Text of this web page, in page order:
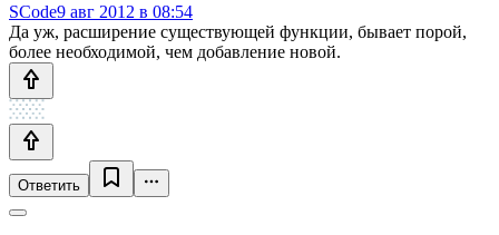
SCode9 авг 2012 в 08:54
Да уж, расширение существующей функции, бывает порой,
более необходимой, чем добавление новой.
Ответить